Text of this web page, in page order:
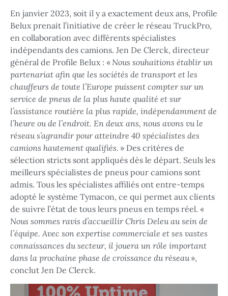
En janvier 2023, soit il y a exactement deux ans, Profile
Belux prenait l’initiative de créer le réseau TruckPro,
en collaboration avec différents spécialistes
indépendants des camions. Jen De Clerck, directeur
général de Profile Belux : «Nous souhaitions établir un
partenariat afin que les sociétés de transport et les
chauffeurs de toute l’Europe puissent compter sur un
service de pneus de la plus haute qualité et sur
l’assistance routière la plus rapide, indépendamment de
l’heure ou de l’endroit. En deux ans, nous avons vu le
réseau s’agrandir pour atteindre 40 spécialistes des
camions hautement qualifiés. » Des critères de
sélection stricts sont appliqués dès le départ. Seuls les
meilleurs spécialistes de pneus pour camions sont
admis. Tous les spécialistes affiliés ont entre-temps
adopté le système Tymacon, ce qui permet aux clients
de suivre l’état de tous leurs pneus en temps réel. «
Nous sommes ravis d’accueillir Chris Deleu au sein de
l’équipe. Avec son expertise commerciale et ses vastes
connaissances du secteur, il jouera un rôle important
dans la prochaine phase de croissance du réseau»,
conclut Jen De Clerck.